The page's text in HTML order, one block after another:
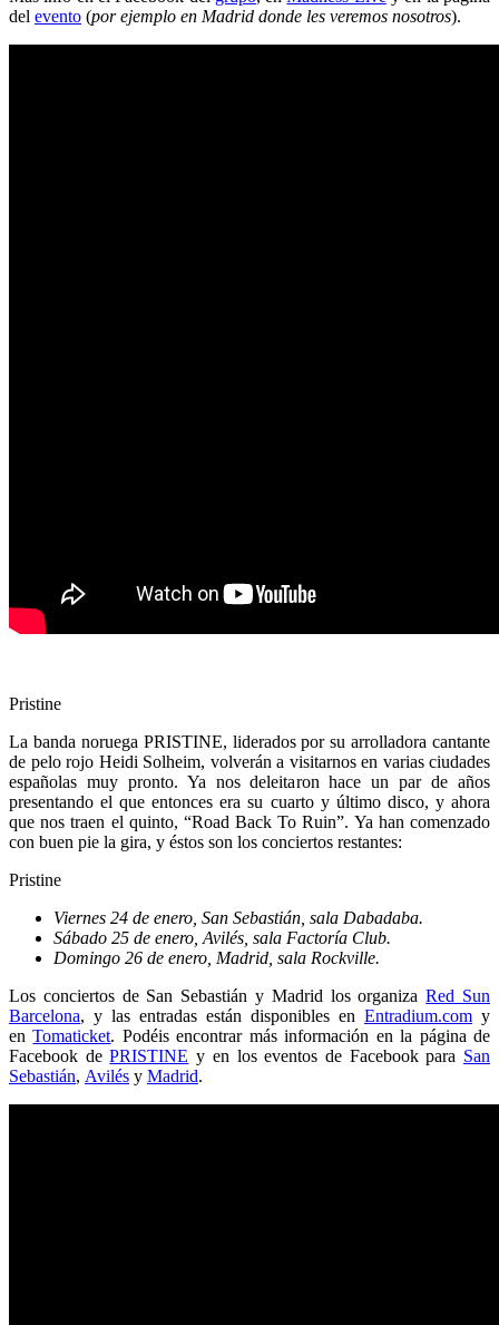
del evento (por ejemplo en Madrid donde les veremos nosotros).
Pristine
La banda noruega PRISTINE, liderados por su arrolladora cantante
de pelo rojo Heidi Solheim, volverán a visitarnos en varias ciudades
españolas muy pronto. Ya nos deleitaron hace un par de años
presentando el que entonces era su cuarto y último disco, y ahora
que nos traen el quinto, “Road Back To Ruin”. Ya han comenzado
con buen pie la gira, y éstos son los conciertos restantes:
Pristine
Viernes 24 de enero, San Sebastián, sala Dabadaba.
Sábado 25 de enero, Avilés, sala Factoría Club.
Domingo 26 de enero, Madrid, sala Rockville.
Los conciertos de San Sebastián y Madrid los organizaRed Sun
Barcelona, y las entradas están disponibles en Entradium.com y
enTomaticket. Podéis encontrar más información en la página de
Facebook dePRISTINE y en los eventos de Facebook para San
Sebastián, Avilés y Madrid.